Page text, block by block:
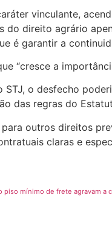
vinculante,
do direito agrário
é garantir a
“cresce a
STJ, o desfecho
das regras do
outros direitos
claras e
piso mínimo de frete agravam a